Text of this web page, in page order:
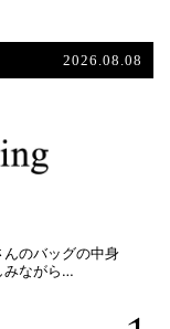
2026.08.08
のバッグの中身
みながら…